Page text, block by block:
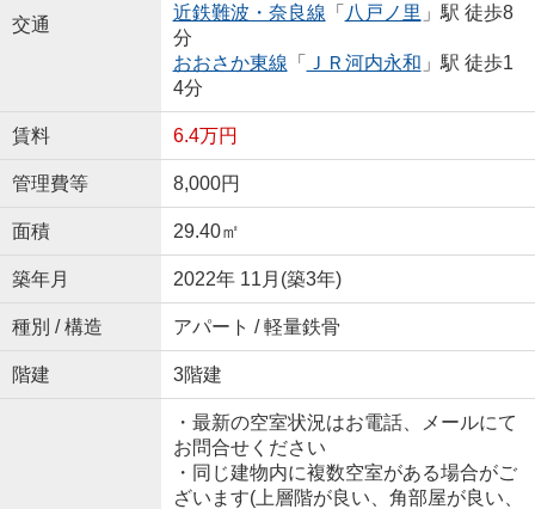
交通
近鉄難波・奈良線 「 八戸ノ里 」駅 徒歩8
分
おおさか東線 「 ＪＲ河内永和 」駅 徒歩1
4分
賃料 6.4万円
管理費等 8,000円
面積 29.40㎡
築年月 2022年 11月(築3年)
種別 / 構造 アパート / 軽量鉄骨
階建 3階建
・最新の空室状況はお電話、メールにて
お問合せください
・同じ建物内に複数空室がある場合がご
ざいます(上層階が良い、角部屋が良い、